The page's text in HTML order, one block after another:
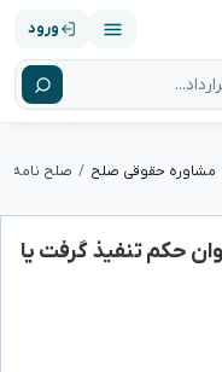
ورود
مشاوره حقوقی صلح
حکم تنفیذ گرفت یا